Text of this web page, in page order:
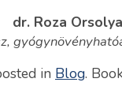
dr. Roza Orsolya
in Blog.